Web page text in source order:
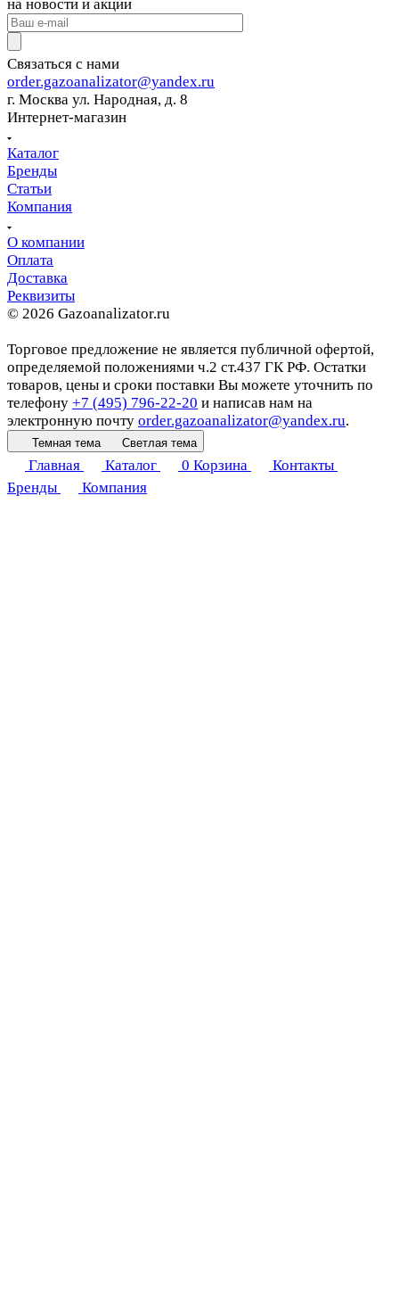
на новости и акции
Связаться с нами
order.gazoanalizator@yandex.ru
г. Москва ул. Народная, д. 8
Интернет-магазин
Каталог
Бренды
Статьи
Компания
О компании
Оплата
Доставка
Реквизиты
© 2026 Gazoanalizator.ru
Торговое предложение не является публичной офертой,
определяемой положениями ч.2 ст.437 ГК РФ. Остатки
товаров, цены и сроки поставки Вы можете уточнить по
телефону +7 (495) 796-22-20 и написав нам на
электронную почту order.gazoanalizator@yandex.ru.
Темная тема Светлая тема
Главная Каталог 0 Корзина
Контакты
Бренды
Компания